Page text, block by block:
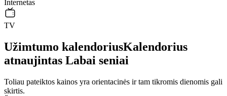
Internetas
TV
Užimtumo kalendoriusKalendorius
atnaujintas Labai seniai
Toliau pateiktos kainos yra orientacinės ir tam tikromis dienomis gali
skirtis.